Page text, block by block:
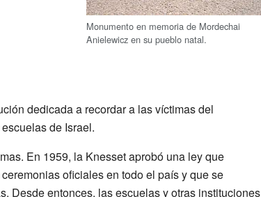
Monumento en memoria de Mordechai
Anielewicz en su pueblo natal.
dedicada a recordar a las víctimas del
de Israel.
En 1959, la Knesset aprobó una ley que
oficiales en todo el país y que se
Desde entonces, las escuelas y otras instituciones